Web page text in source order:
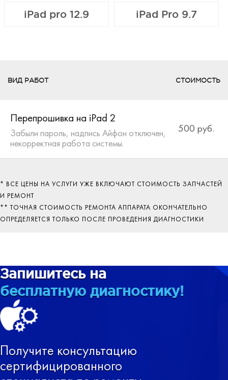
iPad pro 12.9 iPad Pro 9.7
ВИД РАБОТ СТОИМОСТЬ
Перепрошивка на iPad 2
Забыли пароль, надпись Айфон отключен,
некорректная работа системы.
500 руб.
* ВСЕ ЦЕНЫ НА УСЛУГИ УЖЕ ВКЛЮЧАЮТ СТОИМОСТЬ ЗАПЧАСТЕЙ
И РЕМОНТ
** ТОЧНАЯ СТОИМОСТЬ РЕМОНТА АППАРАТА ОКОНЧАТЕЛЬНО
ОПРЕДЕЛЯЕТСЯ ТОЛЬКО ПОСЛЕ ПРОВЕДЕНИЯ ДИАГНОСТИКИ
Запишитесь на
бесплатную диагностику!
Получите консультацию
сертифицированного